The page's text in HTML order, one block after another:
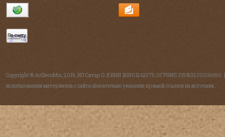
Copyright © ArtDecoMix, 2019, ИП Ситар О.В ИНН 181901262575, ОГРНИП 319183200016690.
использовании материалов с сайта обязательно указание прямой ссылки на источник.